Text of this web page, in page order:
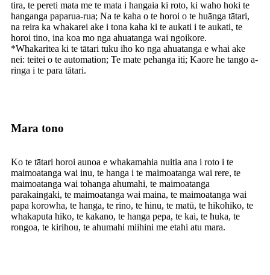
tira, te pereti mata me te mata i hangaia ki roto, ki waho hoki te
hanganga paparua-rua; Na te kaha o te horoi o te huānga tātari,
na reira ka whakarei ake i tona kaha ki te aukati i te aukati, te
horoi tino, ina koa mo nga ahuatanga wai ngoikore.
*Whakaritea ki te tātari tuku iho ko nga ahuatanga e whai ake
nei: teitei o te automation; Te mate pehanga iti; Kaore he tango a-
ringa i te para tātari.
Mara tono
Ko te tātari horoi aunoa e whakamahia nuitia ana i roto i te
maimoatanga wai inu, te hanga i te maimoatanga wai rere, te
maimoatanga wai tohanga ahumahi, te maimoatanga
parakaingaki, te maimoatanga wai maina, te maimoatanga wai
papa korowha, te hanga, te rino, te hinu, te matū, te hikohiko, te
whakaputa hiko, te kakano, te hanga pepa, te kai, te huka, te
rongoa, te kirihou, te ahumahi miihini me etahi atu mara.